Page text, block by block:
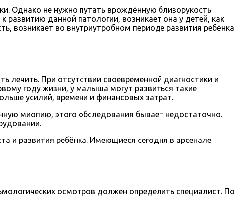
Однако не нужно путать врождённую близорукость
данной патологии, возникает она у детей, как
возникает во внутриутробном периоде развития ребёнка
При отсутствии своевременной диагностики и
году жизни, у малыша могут развиться такие
усилий, времени и финансовых затрат.
миопию, этого обследования бывает недостаточно.
и развития ребёнка. Имеющиеся сегодня в арсенале
осмотров должен определить специалист. По